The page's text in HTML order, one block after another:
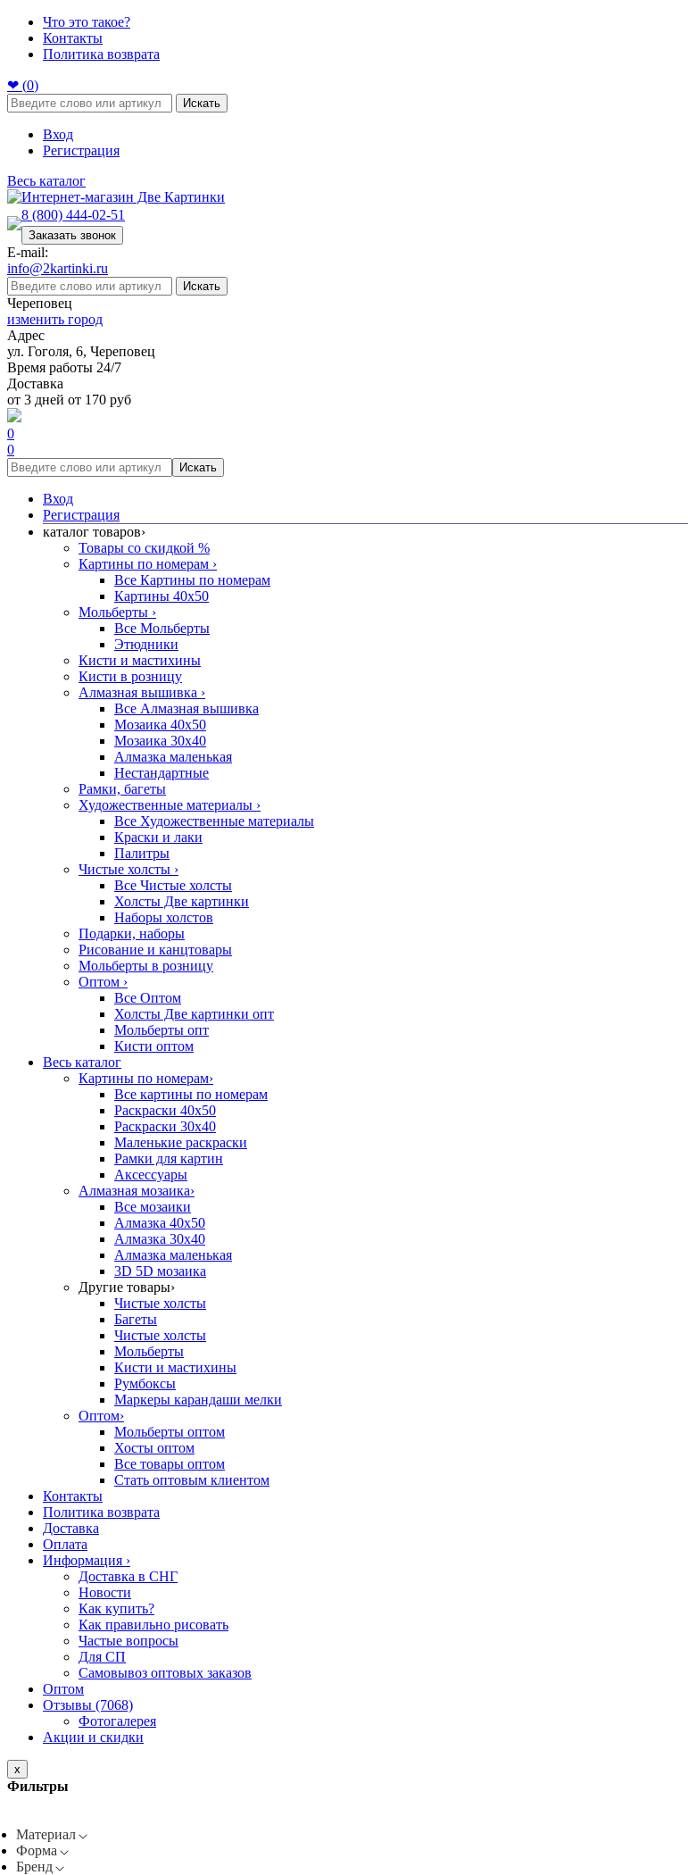
Что это такое?
Контакты
Политика возврата
❤ (0)
Искать
Вход
Регистрация
Весь каталог
8 (800) 444-02-51
Заказать звонок
E-mail:
info@2kartinki.ru
Искать
Череповец
изменить город
Адрес
ул. Гоголя, 6, Череповец
Время работы 24/7
Доставка
от 3 дней от 170 руб
0
0
Искать
Вход
Регистрация
каталог товаров›
Товары со скидкой %
Картины по номерам ›
Все Картины по номерам
Картины 40x50
Мольберты ›
Все Мольберты
Этюдники
Кисти и мастихины
Кисти в розницу
Алмазная вышивка ›
Все Алмазная вышивка
Мозаика 40x50
Мозаика 30x40
Алмазка маленькая
Нестандартные
Рамки, багеты
Художественные материалы ›
Все Художественные материалы
Краски и лаки
Палитры
Чистые холсты ›
Все Чистые холсты
Холсты Две картинки
Наборы холстов
Подарки, наборы
Рисование и канцтовары
Мольберты в розницу
Оптом ›
Все Оптом
Холсты Две картинки опт
Мольберты опт
Кисти оптом
Весь каталог
Картины по номерам›
Все картины по номерам
Раскраски 40х50
Раскраски 30х40
Маленькие раскраски
Рамки для картин
Аксессуары
Алмазная мозаика›
Все мозаики
Алмазка 40х50
Алмазка 30х40
Алмазка маленькая
3D 5D мозаика
Другие товары›
Чистые холсты
Багеты
Чистые холсты
Мольберты
Кисти и мастихины
Румбоксы
Маркеры карандаши мелки
Оптом›
Мольберты оптом
Хосты оптом
Все товары оптом
Стать оптовым клиентом
Контакты
Политика возврата
Доставка
Оплата
Информация ›
Доставка в СНГ
Новости
Как купить?
Как правильно рисовать
Частые вопросы
Для СП
Самовывоз оптовых заказов
Оптом
Отзывы (7068)
Фотогалерея
Акции и скидки
x
Фильтры
Материал
Форма
Бренд